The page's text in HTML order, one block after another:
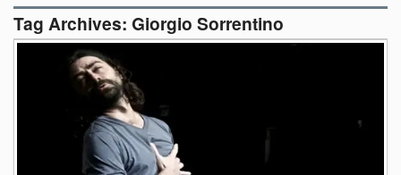
Contatti
dT in English
Tag Archives: Giorgio Sorrentino